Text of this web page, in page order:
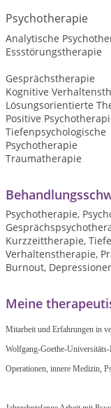
Psychotherapie
Analytische
Essstörungstherapie
Gesprächstherapie
Kognitive
Lösungsorientierte
Positive
Tiefenpsychologische
Psychotherapie
Traumatherapie
Psychotherapie,
Kurzzeittherapie,
Verhaltenstherapie,
Burnout,
Meine
Mitarbeit und Erfahrungen in
Wolfgang-Goethe-
Operationen, innere Medizin,